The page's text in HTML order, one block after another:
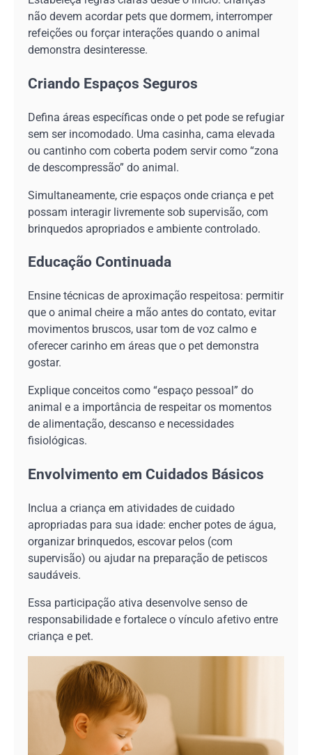
não devem acordar pets que dormem, interromper
refeições ou forçar interações quando o animal
demonstra desinteresse.
Criando Espaços Seguros
Defina áreas específicas onde o pet pode se refugiar
sem ser incomodado. Uma casinha, cama elevada
ou cantinho com coberta podem servir como “zona
de descompressão” do animal.
Simultaneamente, crie espaços onde criança e pet
possam interagir livremente sob supervisão, com
brinquedos apropriados e ambiente controlado.
Educação Continuada
Ensine técnicas de aproximação respeitosa: permitir
que o animal cheire a mão antes do contato, evitar
movimentos bruscos, usar tom de voz calmo e
oferecer carinho em áreas que o pet demonstra
gostar.
Explique conceitos como “espaço pessoal” do
animal e a importância de respeitar os momentos
de alimentação, descanso e necessidades
fisiológicas.
Envolvimento em Cuidados Básicos
Inclua a criança em atividades de cuidado
apropriadas para sua idade: encher potes de água,
organizar brinquedos, escovar pelos (com
supervisão) ou ajudar na preparação de petiscos
saudáveis.
Essa participação ativa desenvolve senso de
responsabilidade e fortalece o vínculo afetivo entre
criança e pet.